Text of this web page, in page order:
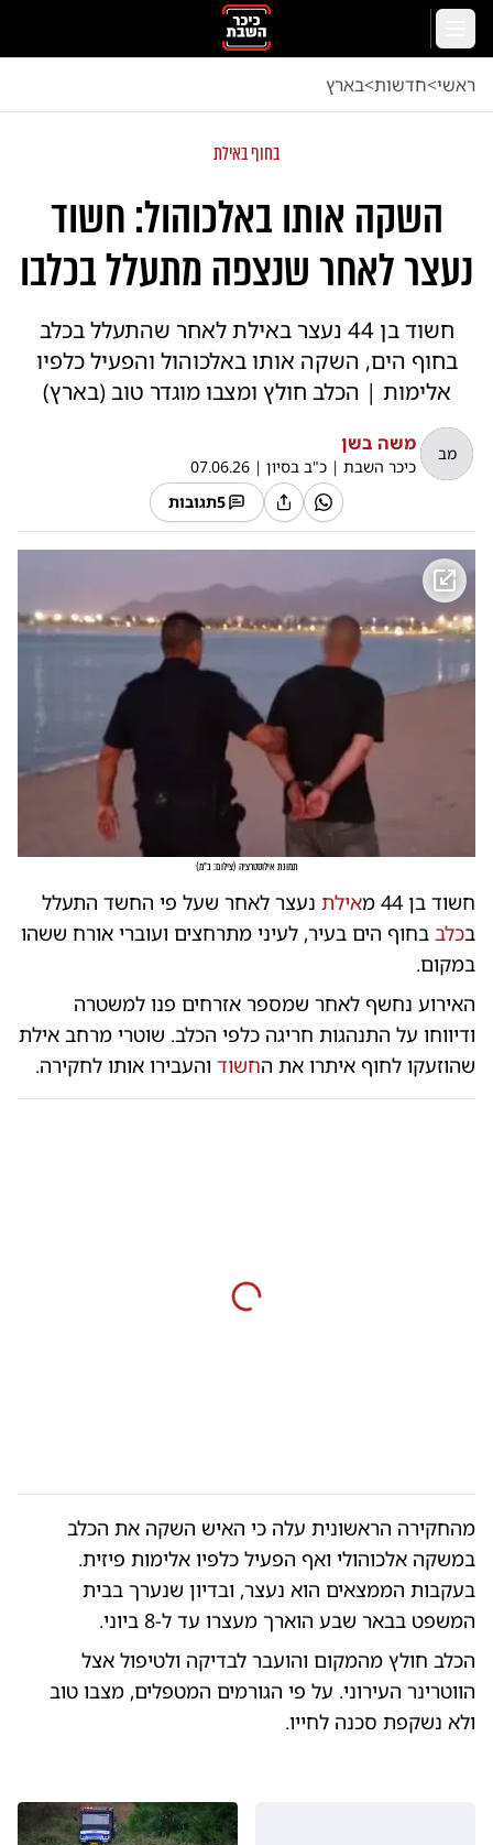
דלג לתוכן הראשי
ראשי<חדשות<בארץ
בחוף באילת
השקה אותו באלכוהול: חשוד
נעצר לאחר שנצפה מתעלל בכלבו
חשוד בן 44 נעצר באילת לאחר שהתעלל בכלב
בחוף הים, השקה אותו באלכוהול והפעיל כלפיו
אלימות | הכלב חולץ ומצבו מוגדר טוב (בארץ)
מב משה בשן
כיכר השבת | כ"ב בסיון |
07.06.26
5תגובות
תמונת אילוסטרציה (צילום: ב"מ)
חשוד בן 44 מ אילת נעצר לאחר שעל פי החשד התעלל
בכלב בחוף הים בעיר, לעיני מתרחצים ועוברי אורח ששהו
במקום.
האירוע נחשף לאחר שמספר אזרחים פנו למשטרה
ודיווחו על התנהגות חריגה כלפי הכלב. שוטרי מרחב אילת
שהוזעקו לחוף איתרו את החשוד והעבירו אותו לחקירה.
מהחקירה הראשונית עלה כי האיש השקה את הכלב
במשקה אלכוהולי ואף הפעיל כלפיו אלימות פיזית.
בעקבות הממצאים הוא נעצר, ובדיון שנערך בבית
המשפט בבאר שבע הוארך מעצרו עד ל-8 ביוני.
הכלב חולץ מהמקום והועבר לבדיקה ולטיפול אצל
הווטרינר העירוני. על פי הגורמים המטפלים, מצבו טוב
ולא נשקפת סכנה לחייו.